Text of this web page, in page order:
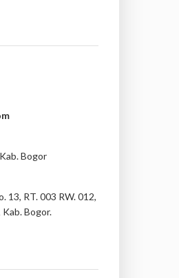
Bogor
13, RT. 003 RW. 012,
Kab. Bogor.